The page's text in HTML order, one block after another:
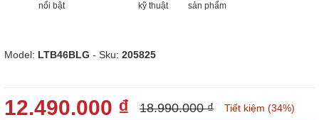
nổi bật
kỹ thuật
sản phẩm
Model: LTB46BLG - Sku: 205825
12.490.000 ₫ 18.990.000 ₫ Tiết kiệm (34%)